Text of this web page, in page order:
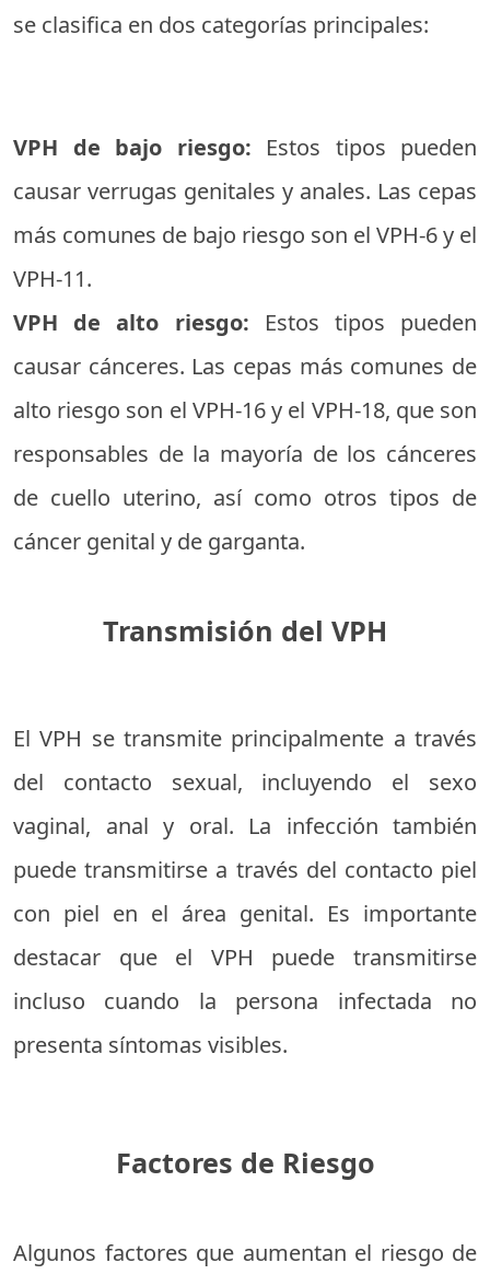
se clasifica en dos categorías principales:
VPH de bajo riesgo: Estos tipos pueden
causar verrugas genitales y anales. Las cepas
más comunes de bajo riesgo son el VPH-6 y el
VPH-11.
VPH de alto riesgo: Estos tipos pueden
causar cánceres. Las cepas más comunes de
alto riesgo son el VPH-16 y el VPH-18, que son
responsables de la mayoría de los cánceres
de cuello uterino, así como otros tipos de
cáncer genital y de garganta.
Transmisión del VPH
El VPH se transmite principalmente a través
del contacto sexual, incluyendo el sexo
vaginal, anal y oral. La infección también
puede transmitirse a través del contacto piel
con piel en el área genital. Es importante
destacar que el VPH puede transmitirse
incluso cuando la persona infectada no
presenta síntomas visibles.
Factores de Riesgo
Algunos factores que aumentan el riesgo de